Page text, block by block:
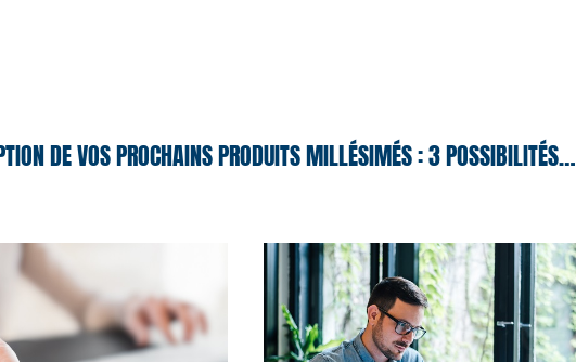
DE VOS PROCHAINS PRODUITS MILLÉSIMÉS : 3 POSSIBILITÉS…